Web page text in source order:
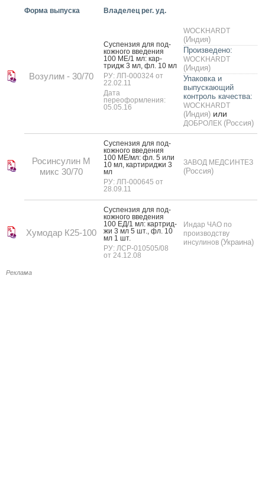
Форма выпуска Владелец рег. уд.
Возулим - 30/70
Сус­пензия для под­
кожно­го вве­дения
100 МЕ/1 мл: кар­
тридж 3 мл, фл. 10 мл
РУ: ЛП-000324 от
22.02.11
Дата
переоформления:
05.05.16
WOCKHARDT
(Индия)
Произведено:
WOCKHARDT
(Индия)
Упаковка и
выпускающий
контроль качества:
WOCKHARDT
(Индия) или
ДОБРОЛЕК (Россия)
Росинсулин М
микс 30/70
Сус­пензия для под­
кожно­го вве­дения
100 МЕ/мл: фл. 5 или
10 мл, кар­ти­рид­жи 3
мл
РУ: ЛП-000645 от
28.09.11
ЗАВОД МЕДСИНТЕЗ
(Россия)
Хумодар К25-100
Сус­пензия для под­
кожно­го вве­дения
100 ЕД/1 мл: кар­трид­
жи 3 мл 5 шт., фл. 10
мл 1 шт.
РУ: ЛСР-010505/08
от 24.12.08
Индар ЧАО по
производству
инсулинов (Украина)
Реклама